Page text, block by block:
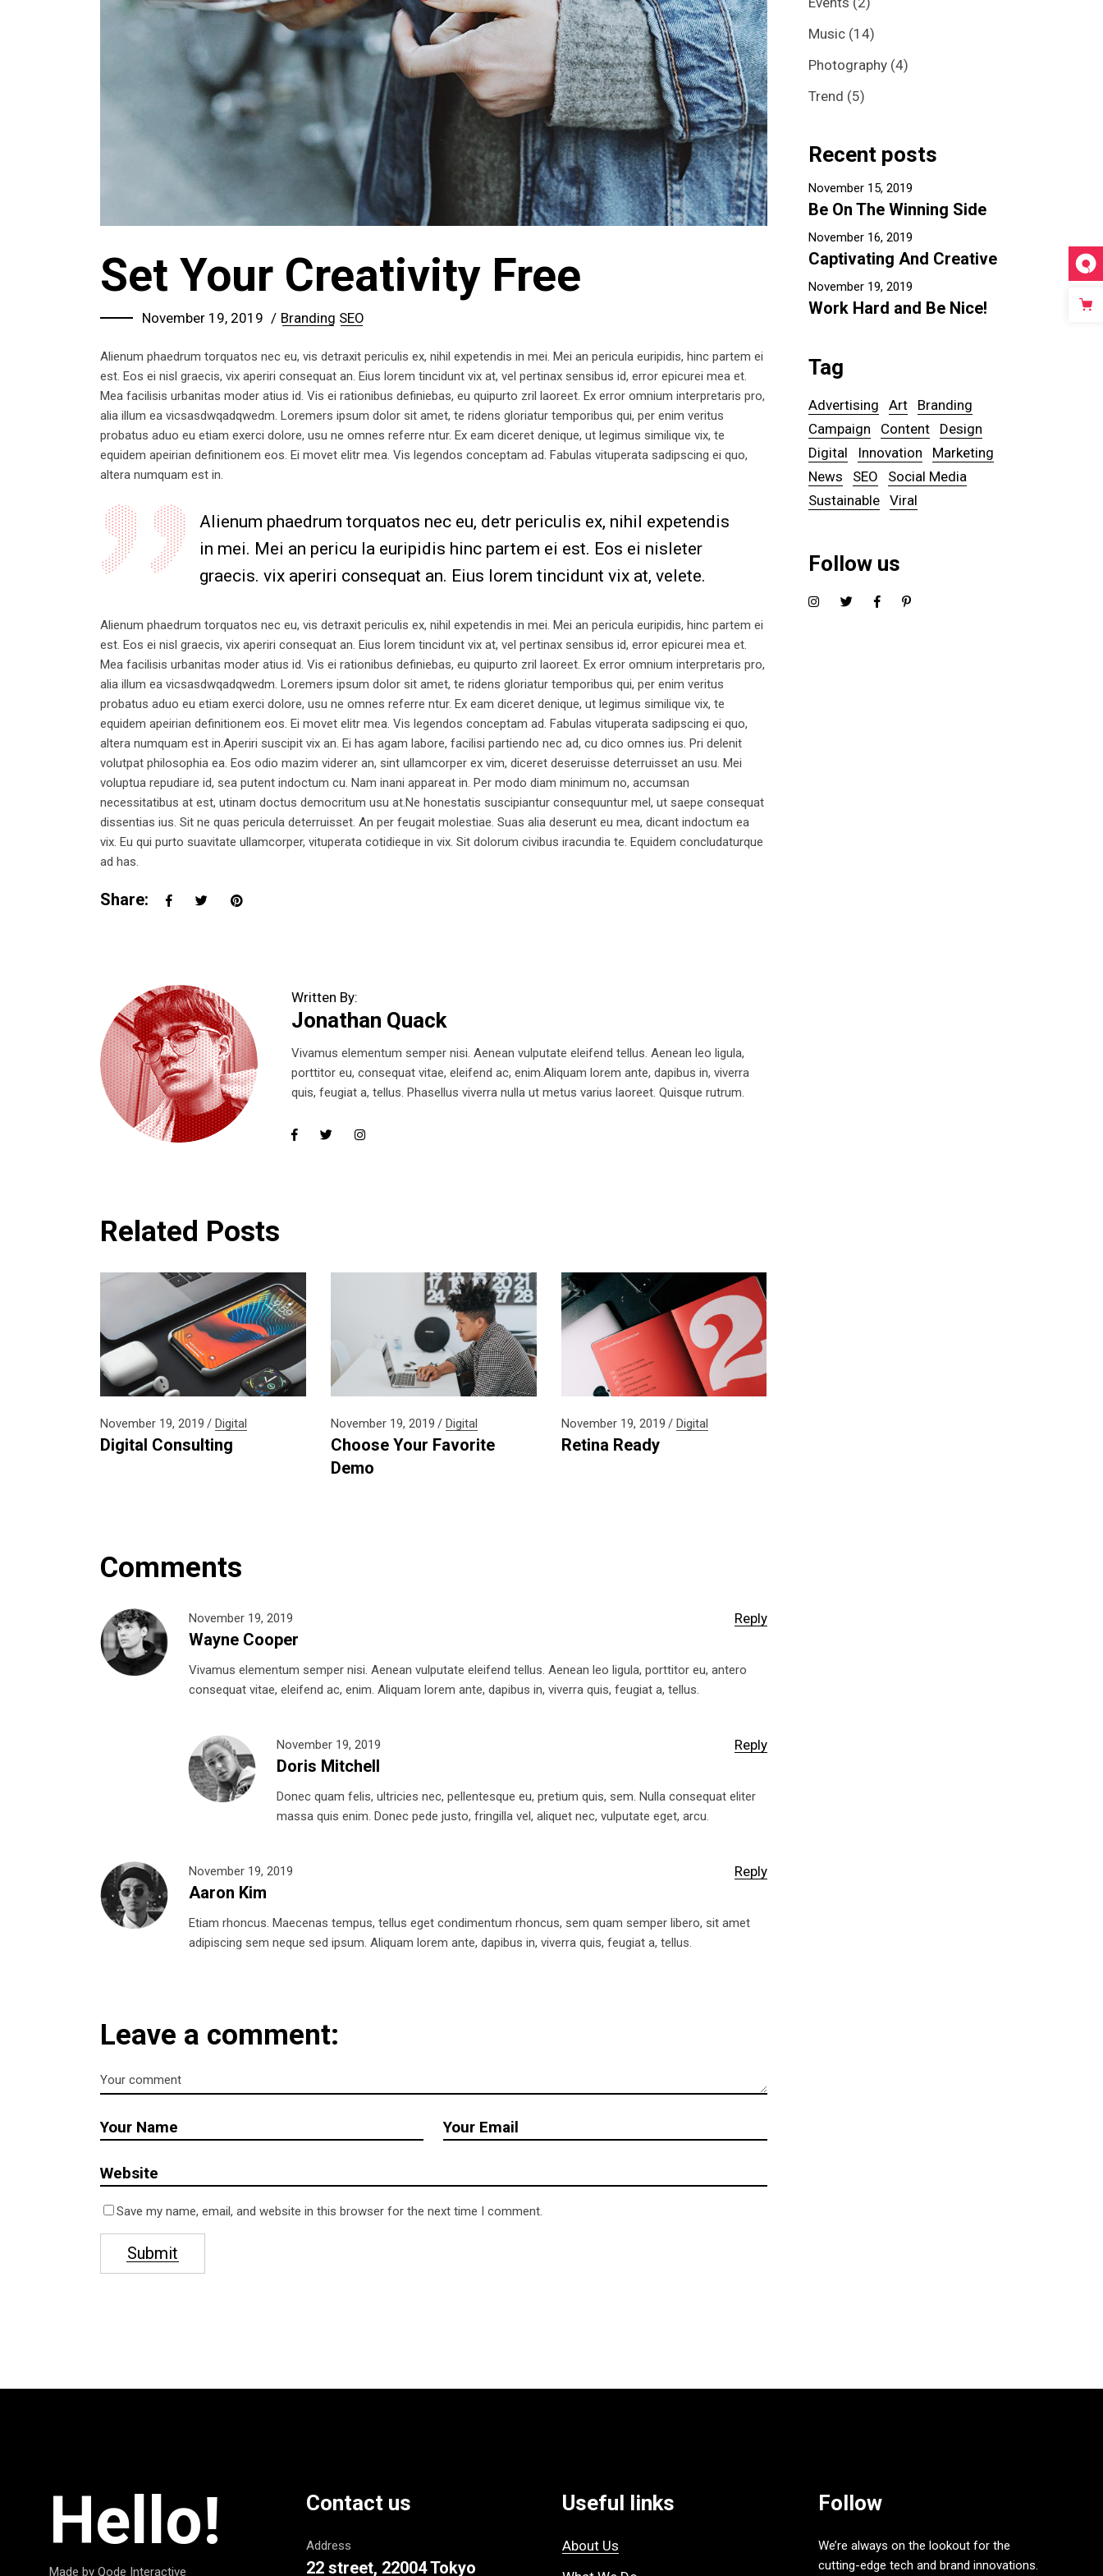
Set Your Creativity Free
November 19, 2019 Branding SEO
Alienum phaedrum torquatos nec eu, vis detraxit periculis ex, nihil expetendis in mei. Mei an pericula euripidis, hinc partem ei
est. Eos ei nisl graecis, vix aperiri consequat an. Eius lorem tincidunt vix at, vel pertinax sensibus id, error epicurei mea et.
Mea facilisis urbanitas moder atius id. Vis ei rationibus definiebas, eu quipurto zril laoreet. Ex error omnium interpretaris pro,
alia illum ea vicsasdwqadqwedm. Loremers ipsum dolor sit amet, te ridens gloriatur temporibus qui, per enim veritus
probatus aduo eu etiam exerci dolore, usu ne omnes referre ntur. Ex eam diceret denique, ut legimus similique vix, te
equidem apeirian definitionem eos. Ei movet elitr mea. Vis legendos conceptam ad. Fabulas vituperata sadipscing ei quo,
altera numquam est in.
Alienum phaedrum torquatos nec eu, detr periculis ex, nihil expetendis
in mei. Mei an pericu la euripidis hinc partem ei est. Eos ei nisleter
graecis. vix aperiri consequat an. Eius lorem tincidunt vix at, velete.
Alienum phaedrum torquatos nec eu, vis detraxit periculis ex, nihil expetendis in mei. Mei an pericula euripidis, hinc partem ei
est. Eos ei nisl graecis, vix aperiri consequat an. Eius lorem tincidunt vix at, vel pertinax sensibus id, error epicurei mea et.
Mea facilisis urbanitas moder atius id. Vis ei rationibus definiebas, eu quipurto zril laoreet. Ex error omnium interpretaris pro,
alia illum ea vicsasdwqadqwedm. Loremers ipsum dolor sit amet, te ridens gloriatur temporibus qui, per enim veritus
probatus aduo eu etiam exerci dolore, usu ne omnes referre ntur. Ex eam diceret denique, ut legimus similique vix, te
equidem apeirian definitionem eos. Ei movet elitr mea. Vis legendos conceptam ad. Fabulas vituperata sadipscing ei quo,
altera numquam est in.Aperiri suscipit vix an. Ei has agam labore, facilisi partiendo nec ad, cu dico omnes ius. Pri delenit
volutpat philosophia ea. Eos odio mazim viderer an, sint ullamcorper ex vim, diceret deseruisse deterruisset an usu. Mei
voluptua repudiare id, sea putent indoctum cu. Nam inani appareat in. Per modo diam minimum no, accumsan
necessitatibus at est, utinam doctus democritum usu at.Ne honestatis suscipiantur consequuntur mel, ut saepe consequat
dissentias ius. Sit ne quas pericula deterruisset. An per feugait molestiae. Suas alia deserunt eu mea, dicant indoctum ea
vix. Eu qui purto suavitate ullamcorper, vituperata cotidieque in vix. Sit dolorum civibus iracundia te. Equidem concludaturque
ad has.
Share:
Written By:
Jonathan Quack
Vivamus elementum semper nisi. Aenean vulputate eleifend tellus. Aenean leo ligula,
porttitor eu, consequat vitae, eleifend ac, enim.Aliquam lorem ante, dapibus in, viverra
quis, feugiat a, tellus. Phasellus viverra nulla ut metus varius laoreet. Quisque rutrum.
Related Posts
November 19, 2019 Digital
Digital Consulting
November 19, 2019 Digital
Choose Your Favorite
Demo
November 19, 2019 Digital
Retina Ready
Comments
November 19, 2019 Reply
Wayne Cooper
Vivamus elementum semper nisi. Aenean vulputate eleifend tellus. Aenean leo ligula, porttitor eu, antero
consequat vitae, eleifend ac, enim. Aliquam lorem ante, dapibus in, viverra quis, feugiat a, tellus.
November 19, 2019 Reply
Doris Mitchell
Donec quam felis, ultricies nec, pellentesque eu, pretium quis, sem. Nulla consequat eliter
massa quis enim. Donec pede justo, fringilla vel, aliquet nec, vulputate eget, arcu.
November 19, 2019 Reply
Aaron Kim
Etiam rhoncus. Maecenas tempus, tellus eget condimentum rhoncus, sem quam semper libero, sit amet
adipiscing sem neque sed ipsum. Aliquam lorem ante, dapibus in, viverra quis, feugiat a, tellus.
Leave a comment:
Save my name, email, and website in this browser for the next time I comment.
Submit
Music(14)
Photography(4)
Trend (5)
Recent posts
November 15, 2019
Be On The Winning Side
November 16, 2019
Captivating And Creative
November 19, 2019
Work Hard and Be Nice!
Tag
Advertising Art
Branding
Campaign
Content
Design
Digital
Innovation
Marketing
News
SEO
Social Media
Sustainable
Viral
Follow us
Hello!
Made by Qode Interactive
Contact us
Address
22 street, 22004 Tokyo
Useful links
About Us
Follow
We’re always on the lookout for the
cutting-edge tech and brand innovations.